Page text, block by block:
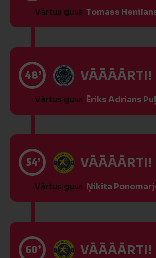
Vārtus guva Tomass
48’ VĀĀĀĀRTI!
Vārtus guva Ēriks Adrians
54’ VĀĀĀĀRTI!
Vārtus guva Ņikita
60’ VĀĀĀĀRTI!